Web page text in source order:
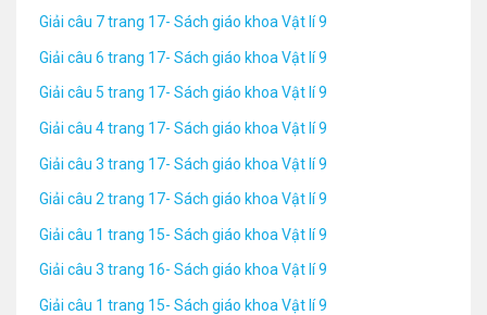
Giải câu 7 trang 17- Sách giáo khoa Vật lí 9
Giải câu 6 trang 17- Sách giáo khoa Vật lí 9
Giải câu 5 trang 17- Sách giáo khoa Vật lí 9
Giải câu 4 trang 17- Sách giáo khoa Vật lí 9
Giải câu 3 trang 17- Sách giáo khoa Vật lí 9
Giải câu 2 trang 17- Sách giáo khoa Vật lí 9
Giải câu 1 trang 15- Sách giáo khoa Vật lí 9
Giải câu 3 trang 16- Sách giáo khoa Vật lí 9
Giải câu 1 trang 15- Sách giáo khoa Vật lí 9